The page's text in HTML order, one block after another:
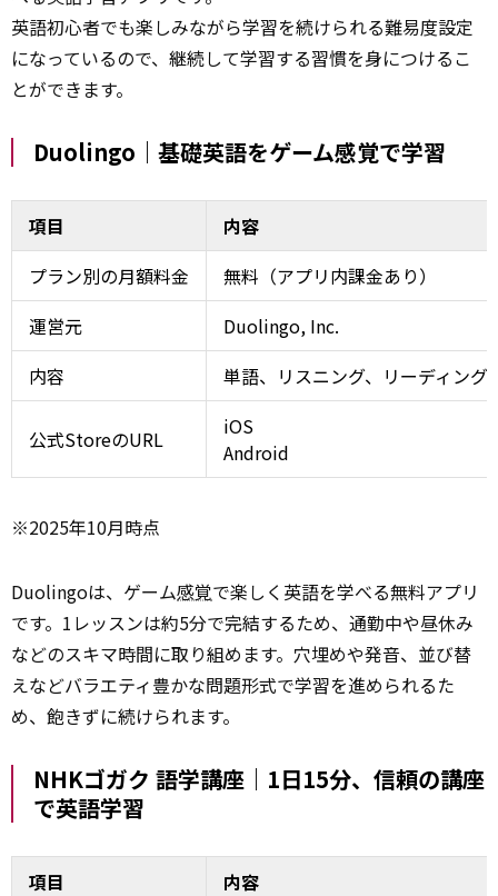
英語初心者でも楽しみながら学習を続けられる難易度設定
になっているので、継続して学習する習慣を身につけるこ
とができます。
Duolingo｜基礎英語をゲーム感覚で学習
項目
内容
プラン別の月額料金
無料（アプリ内課金あり）
運営元
Duolingo, Inc.
内容
単語、リスニング、リーディング
公式StoreのURL
iOS
Android
※2025年10月時点
Duolingoは、ゲーム感覚で楽しく英語を学べる無料アプリ
です。1レッスンは約5分で完結するため、通勤中や昼休み
などのスキマ時間に取り組めます。穴埋めや発音、並び替
えなどバラエティ豊かな問題形式で学習を進められるた
め、飽きずに続けられます。
NHKゴガク 語学講座｜1日15分、信頼の講座
で英語学習
項目
内容